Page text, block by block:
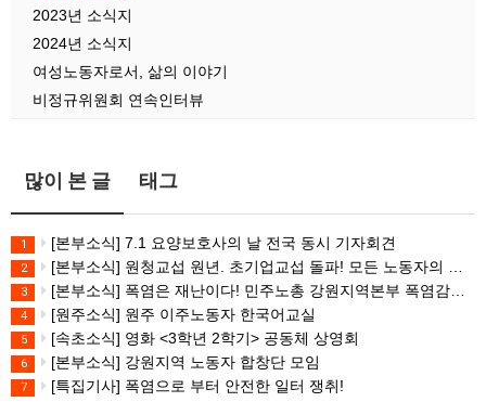
2023년 소식지
2024년 소식지
여성노동자로서, 삶의 이야기
비정규위원회 연속인터뷰
많이 본 글 태그
1 [본부소식] 7.1 요양보호사의 날 전국 동시 기자회견
2 [본부소식] 원청교섭 원년. 초기업교섭 돌파! 모든 노동자의 노동기본권 쟁취! 민주노총 7.15 총파업대회
3 [본부소식] 폭염은 재난이다! 민주노총 강원지역본부 폭염감시단 선포 기자회견
4 [원주소식] 원주 이주노동자 한국어교실
5 [속초소식] 영화 <3학년 2학기> 공동체 상영회
6 [본부소식] 강원지역 노동자 합창단 모임
7 [특집기사] 폭염으로 부터 안전한 일터 쟁취!